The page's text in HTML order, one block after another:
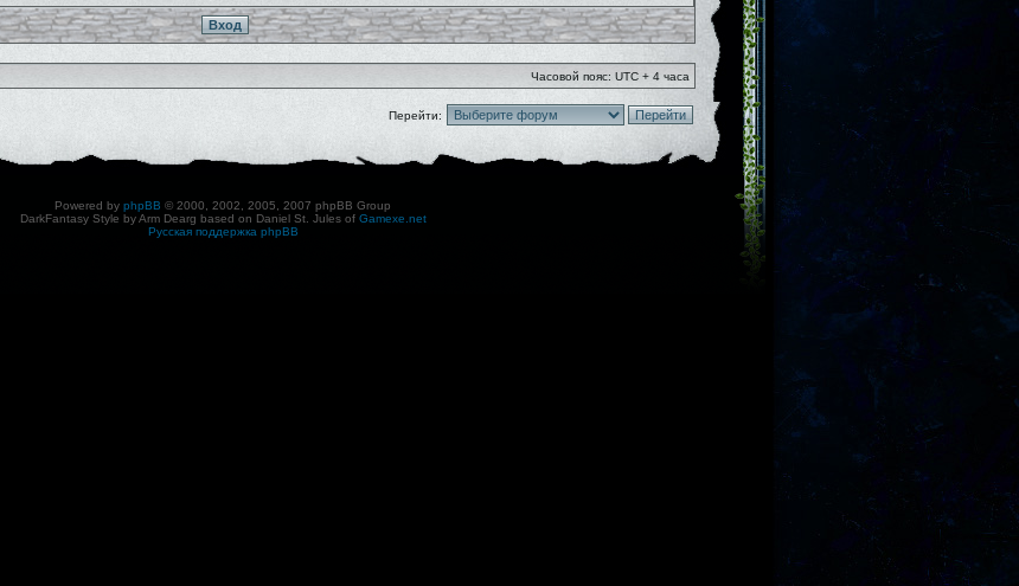
Часовой пояс: UTC + 4 часа
Перейти:
Powered by phpBB © 2000, 2002, 2005, 2007 phpBB Group
DarkFantasy Style by Arm Dearg based on Daniel St. Jules of Gamexe.net
Русская поддержка phpBB